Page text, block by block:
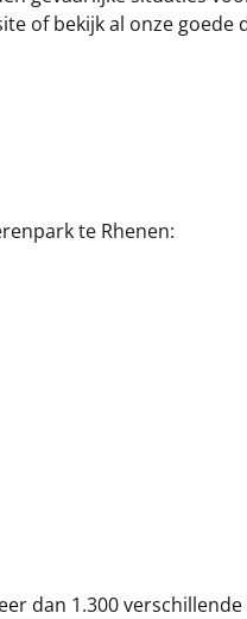
of bekijk al onze goede
te Rhenen:
dan 1.300